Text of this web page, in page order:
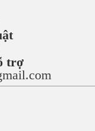
trợ